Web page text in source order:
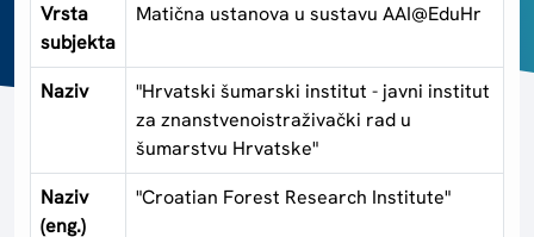
Vrsta
subjekta
Matična ustanova u sustavu AAI@EduHr
Naziv
"Hrvatski šumarski institut - javni institut
za znanstvenoistraživački rad u
šumarstvu Hrvatske"
Naziv
(eng.)
"Croatian Forest Research Institute"